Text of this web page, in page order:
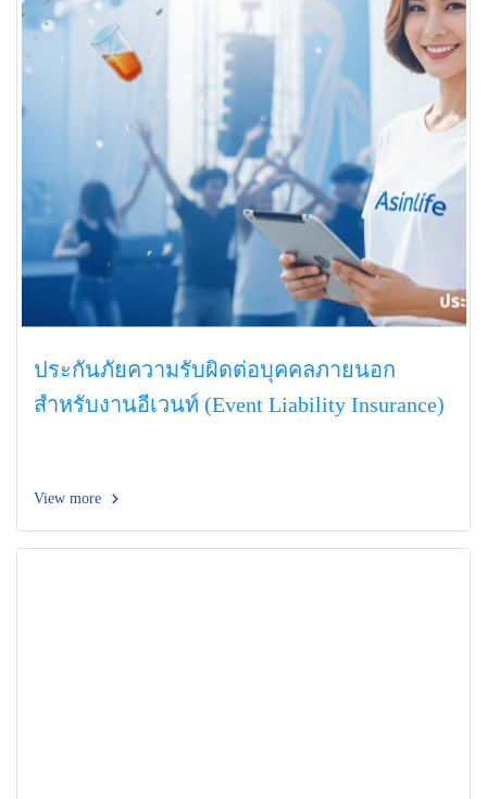
ประกันภัยความรับผิดต่อบุคคลภายนอก
สำหรับงานอีเวนท์ (Event Liability Insurance)
View more